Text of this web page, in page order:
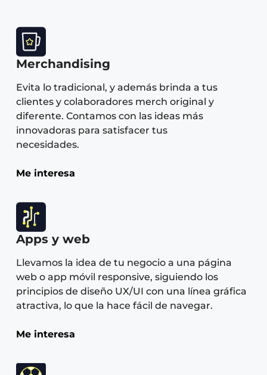
Merchandising
Evita lo tradicional, y además brinda a tus
clientes y colaboradores merch original y
diferente. Contamos con las ideas más
innovadoras para satisfacer tus
necesidades.
Me interesa
Apps y web
Llevamos la idea de tu negocio a una página
web o app móvil responsive, siguiendo los
principios de diseño UX/UI con una línea gráfica
atractiva, lo que la hace fácil de navegar.
Me interesa